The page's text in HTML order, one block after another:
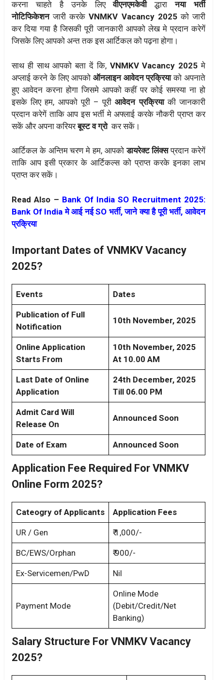
करना चाहते है उनके लिएवीएनएमकेवीद्धारानया भर्ती
नोटिफिकेशनजारी करकेVNMKV Vacancy 2025को जारी
कर दिया गया है जिसकी पूरी जानकारी आपको लेख मे प्रदान करेगें
जिसके लिए आपको अन्त तक इस आर्टिकल को पढ़ना होगा।
साथ ही साथ आपको बता दें कि, VNMKV Vacancy 2025मे
अप्लाई करने के लिए आपको ऑनलाइन आवेदन प्रक्रियाको अपनाते
हुए आवेदन करना होगा जिसमे आपको कहीं पर कोई समस्या ना हो
इसके लिए हम, आपको पूरी – पूरी आवेदन प्रक्रियाकी जानकारी
प्रदान करेगें ताकि आप इस भर्ती मे अफ्लाई करके नौकरी प्राप्त कर
सकें और अपना करियरबूस्ट व ग्रो कर सकें।
आर्टिकल के अन्तिम चरण मे हम, आपकोडायरेक्ट लिंक्सप्रदान करेगें
ताकि आप इसी प्रकार के आर्टिकल्स को प्राप्त करके इनका लाभ
प्राप्त कर सकें।
Read Also – Bank Of India SO Recruitment 2025:
Bank Of India मे आई नई SO भर्ती, जाने क्या है पूरी भर्ती, आवेदन
प्रक्रिया
Important Dates of VNMKV Vacancy
2025?
Events Dates
Publication of Full
Notification
10th November, 2025
Online Application
Starts From
10th November, 2025
At 10.00 AM
Last Date of Online
Application
24th December, 2025
Till 06.00 PM
Admit Card Will
Release On
Announced Soon
Date of Exam Announced Soon
Application Fee Required For VNMKV
Online Form 2025?
Cateogry of Applicants Application Fees
UR / Gen ₹ 1,000/-
BC/EWS/Orphan ₹ 900/-
Ex-Servicemen/PwD Nil
Payment Mode
Online Mode
(Debit/Credit/Net
Banking)
Salary Structure For VNMKV Vacancy
2025?